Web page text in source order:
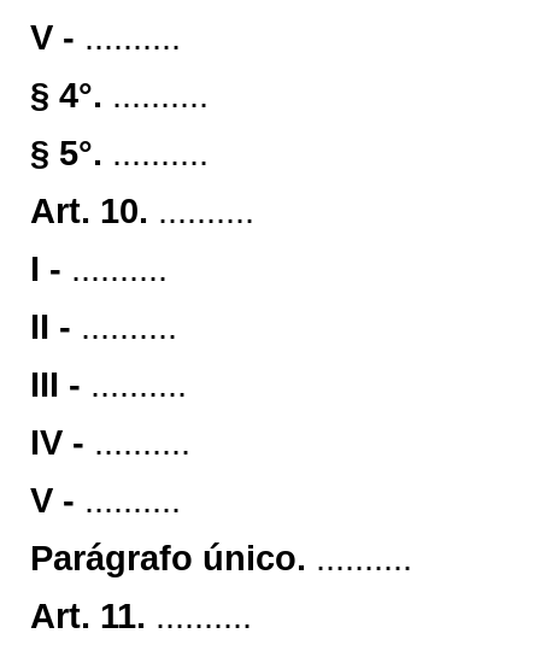
V - ..........
§ 4°. ..........
§ 5°. ..........
Art. 10. ..........
I - ..........
II - ..........
III - ..........
IV - ..........
V - ..........
Parágrafo único. ..........
Art. 11. ..........